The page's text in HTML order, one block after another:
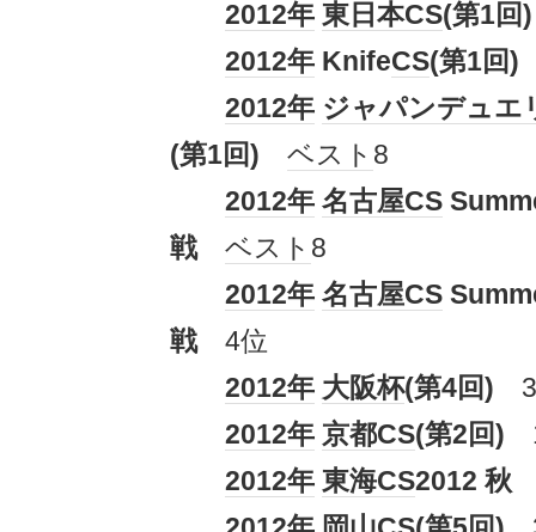
2012年 東日本CS(第1回)
2012年 KnifeCS(第1回)
2012年 ジャパンデュエ
(第1回)
ベスト 8
2012年 名古屋CS
戦
ベスト 8
2012年 名古屋CS
戦4位
2012年 大阪杯(第4回) 3
2012年 京都CS(第2回)
2012年 東海CS2012 秋